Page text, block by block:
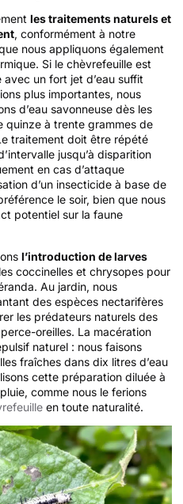
les traitements naturels et
, conformément à notre
nous appliquons également
Si le chèvrefeuille est
un fort jet d’eau suffit
plus importantes, nous
d’eau savonneuse dès les
quinze à trente grammes de
traitement doit être répété
jusqu’à disparition
en cas d’attaque
d’un insecticide à base de
le soir, bien que nous
potentiel sur la faune
l’introduction de larves
coccinelles et chrysopes pour
Au jardin, nous
des espèces nectarifères
les prédateurs naturels des
oreilles. La macération
naturel : nous faisons
fraîches dans dix litres d’eau
cette préparation diluée à
comme nous le ferions
en toute naturalité.